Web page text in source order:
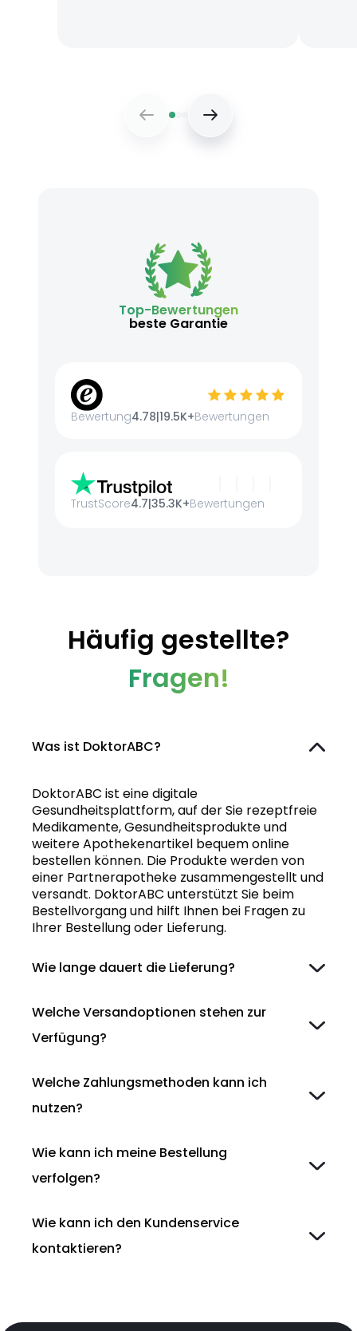
Top-Bewertungen
beste Garantie
Bewertung4.78|19.5K+Bewertungen
TrustScore4.7|35.3K+Bewertungen
Häufig gestellte?
Fragen!
Was ist DoktorABC?
DoktorABC ist eine digitale
Gesundheitsplattform, auf der Sie rezeptfreie
Medikamente, Gesundheitsprodukte und
weitere Apothekenartikel bequem online
bestellen können. Die Produkte werden von
einer Partnerapotheke zusammengestellt und
versandt. DoktorABC unterstützt Sie beim
Bestellvorgang und hilft Ihnen bei Fragen zu
Ihrer Bestellung oder Lieferung.
Wie lange dauert die Lieferung?
Welche Versandoptionen stehen zur
Verfügung?
Welche Zahlungsmethoden kann ich
nutzen?
Wie kann ich meine Bestellung
verfolgen?
Wie kann ich den Kundenservice
kontaktieren?